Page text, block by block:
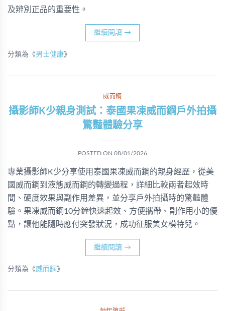
及辨別正品的重要性。
繼續閱讀 →
分類為《男士健康》
威而鋼
攝影師K少親身測試：泰國果凍威而鋼戶外拍攝
驚豔體驗分享
POSTED ON 08/01/2026
專業攝影師K少分享使用泰國果凍威而鋼的親身經歷，從美
國威而鋼到液態威而鋼的轉變過程，詳細比較兩者起效時
間、硬度效果與副作用差異，並分享戶外拍攝時的驚豔體
驗。果凍威而鋼10分鐘快速起效、方便攜帶、副作用小的優
點，讓他能隨時應付突發狀況，成功征服美女模特兒。
繼續閱讀 →
分類為《威而鋼 》